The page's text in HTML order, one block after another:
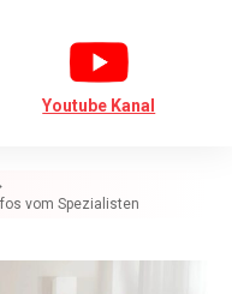
Youtube Kanal
vom Spezialisten